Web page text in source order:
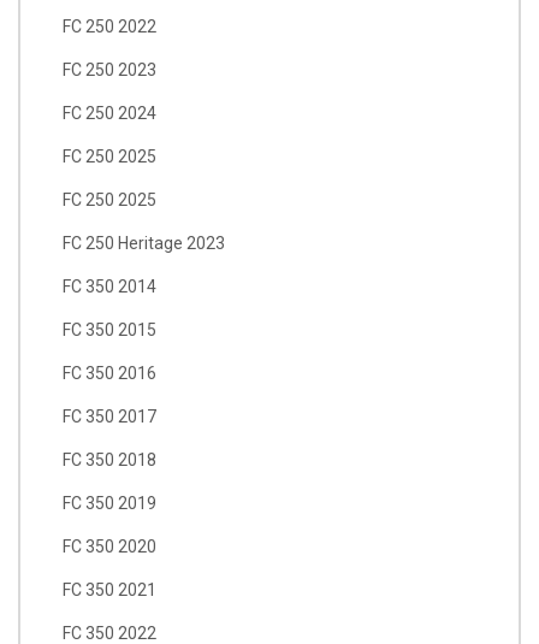
FC 250 2022
FC 250 2023
FC 250 2024
FC 250 2025
FC 250 2025
FC 250 Heritage 2023
FC 350 2014
FC 350 2015
FC 350 2016
FC 350 2017
FC 350 2018
FC 350 2019
FC 350 2020
FC 350 2021
FC 350 2022